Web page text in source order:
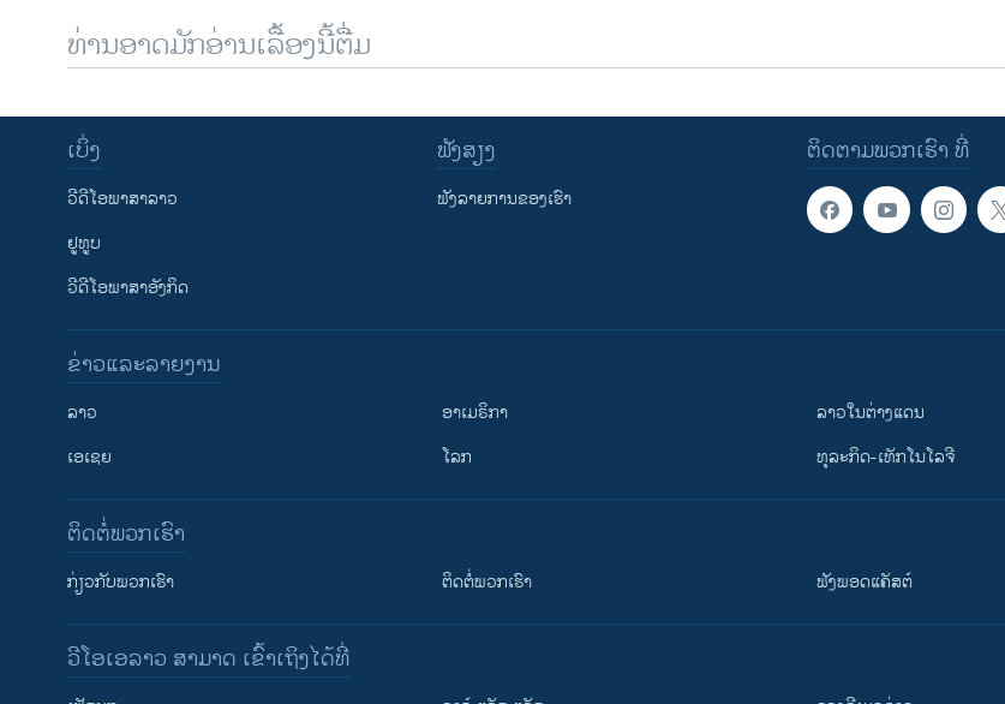
ທ່ານອາດມັກອ່ານເລື້ອງນີ້ຕື່ມ
ຕິດຕາມພວກເຮົາ ທີ່
ເບິ່ງ
ວີດີໂອພາສາລາວ
ຢູທູບ
ວີດີໂອພາສາອັງກິດ
ຟັງສຽງ
ຟັງລາຍການຂອງເຮົາ
ຂ່າວແລະລາຍງານ
ລາວ
ເອເຊຍ
ອາເມຣິກາ
ໂລກ
ລາວໃນຕ່າງແດນ
ທຸລະກິດ-ເທັກໂນໂລຈີ
ຕິດຕໍ່ພວກເຮົາ
ກ່ຽວກັບພວກເຮົາ ຕິດຕໍ່ພວກເຮົາ ຟັງພອດແຄັສຕ໌
ວີໂອເອລາວ ສາມາດ ເຂົ້າເຖິງໄດ້ທີ່